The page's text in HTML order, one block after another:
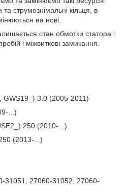
струмознімальні кільця, в
на нові.
стан обмотки статора і
і міжвиткові замикання.
GWS19_) 3.0 (2005-2011)
...)
250 (2010-...)
(2013-...)
31051, 27060-31052, 27060-